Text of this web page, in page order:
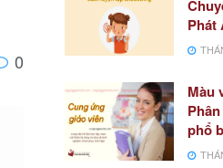
0
Phát
Màu
phổ